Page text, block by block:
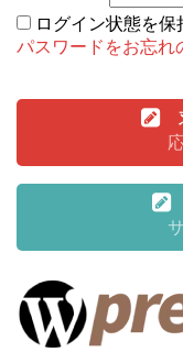
ログイン状態を保
パスワードをお忘れ